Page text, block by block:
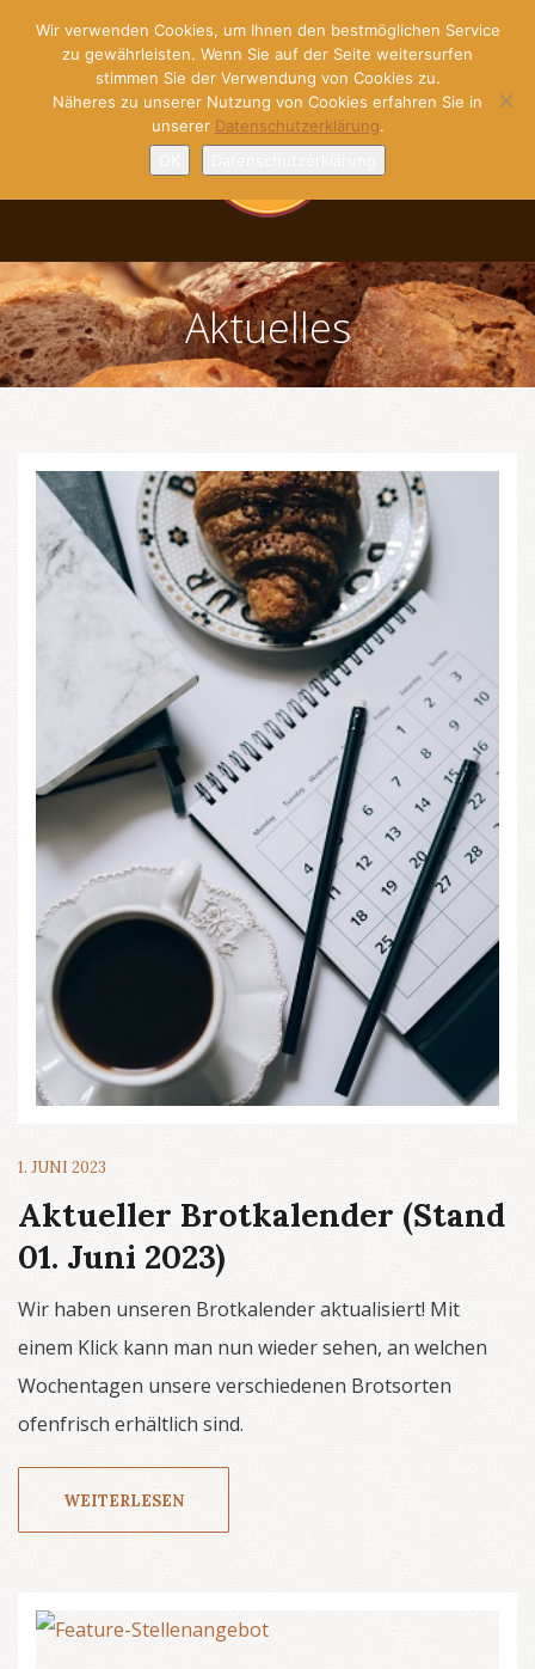
Aktuelles
1. JUNI 2023
Aktueller Brotkalender (Stand
01. Juni 2023)
Wir haben unseren Brotkalender aktualisiert! Mit
einem Klick kann man nun wieder sehen, an welchen
Wochentagen unsere verschiedenen Brotsorten
ofenfrisch erhältlich sind.
WEITERLESEN
Wir verwenden Cookies, um Ihnen den bestmöglichen Service
zu gewährleisten. Wenn Sie auf der Seite weitersurfen
stimmen Sie der Verwendung von Cookies zu.
Näheres zu unserer Nutzung von Cookies erfahren Sie in
unserer Datenschutzerklärung.